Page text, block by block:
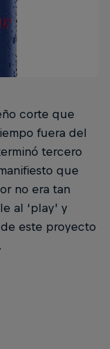
corte que
fuera del
tercero
que
no era tan
al ‘play’ y
este proyecto